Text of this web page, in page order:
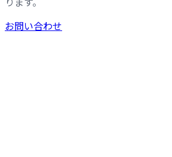
ス
キ
ッ
ン
に
移
お問い合わせ